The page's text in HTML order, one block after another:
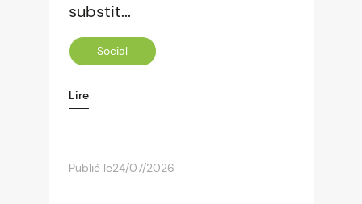
substit...
Social
Lire
Publié le24/07/2026